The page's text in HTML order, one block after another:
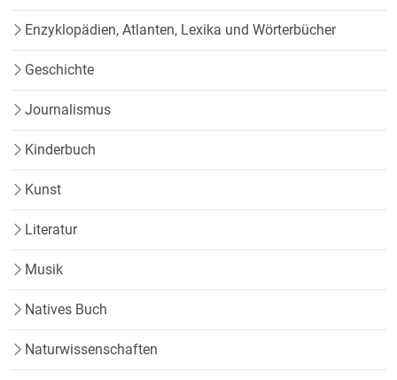
Enzyklopädien, Atlanten, Lexika und Wörterbücher
Geschichte
Journalismus
Kinderbuch
Kunst
Literatur
Musik
Natives Buch
Naturwissenschaften